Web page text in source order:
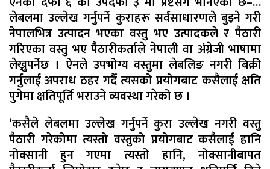
लेबलमा उल्लेख गर्नुपर्ने कुराहरू सर्वसाधारणले बुझ्ने गरी
नेपालभित्र उत्पादन भएका वस्तु भए उत्पादकले र पैठारी
गरिएका वस्तु भए पैठारीकर्ताले नेपाली वा अंग्रेजी भाषामा
लेख्नुपर्नेछ । ऐनले उपभोग्य वस्तुमा लेबलिङ नगरी बिक्री
गर्नुलाई अपराध ठहर गर्दै त्यसको प्रयोगबाट कसैलाई क्षति
पुगेमा क्षतिपूर्ति भराउने व्यवस्था गरेको छ ।
‘कसैले लेबलमा उल्लेख गर्नुपर्ने कुरा उल्लेख नगरी वस्तु
पैठारी गरेकोमा त्यस्तो वस्तुको प्रयोगबाट कसैलाई हानि
नोक्सानी हुन गएमा त्यस्तो हानि, नोक्सानीबापत